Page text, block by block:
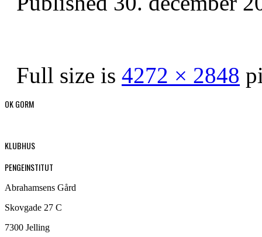
Full size is 4272 × 2848
OK GORM
KLUBHUS
PENGEINSTITUT
Abrahamsens Gård
Skovgade 27 C
7300 Jelling